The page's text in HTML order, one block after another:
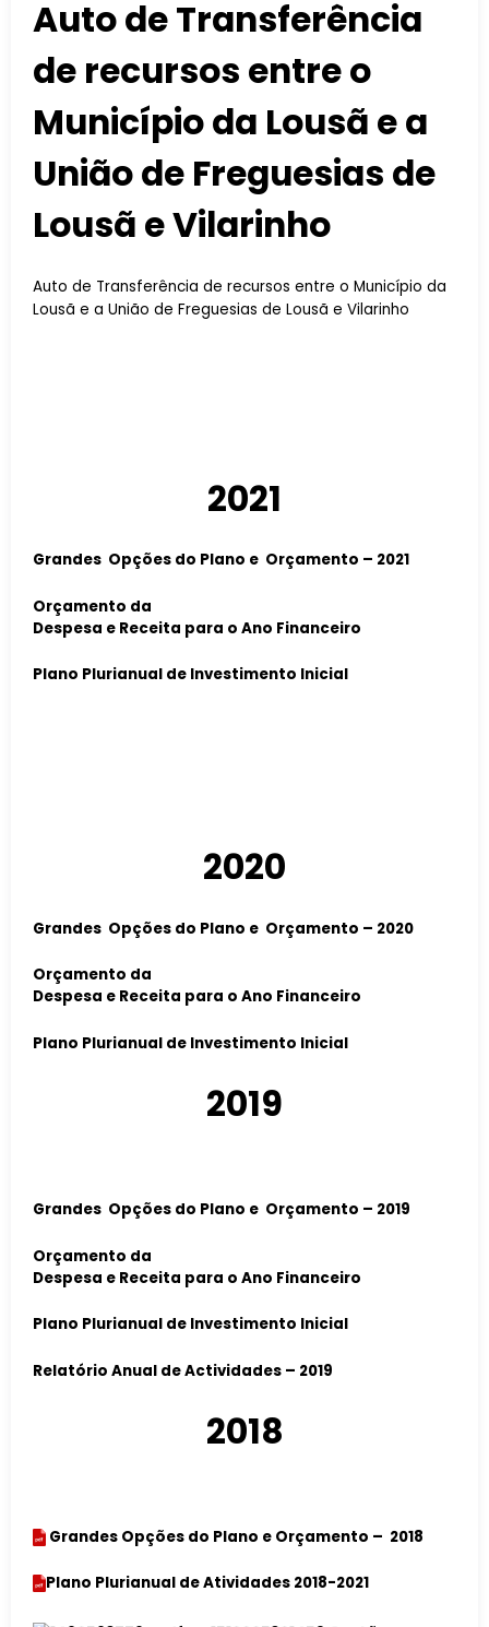
Auto de Transferência
de recursos entre o
Município da Lousã e a
União de Freguesias de
Lousã e Vilarinho
Auto de Transferência de recursos entre o Município da
Lousã e a União de Freguesias de Lousã e Vilarinho
2021
Grandes Opções do Plano e Orçamento – 2021
Orçamento da
Despesa e Receita para o Ano Financeiro
Plano Plurianual de Investimento Inicial
2020
Grandes Opções do Plano e Orçamento – 2020
Orçamento da
Despesa e Receita para o Ano Financeiro
Plano Plurianual de Investimento Inicial
2019
Grandes Opções do Plano e Orçamento – 2019
Orçamento da
Despesa e Receita para o Ano Financeiro
Plano Plurianual de Investimento Inicial
Relatório Anual de Actividades – 2019
2018
Grandes Opções do Plano e Orçamento – 2018
Plano Plurianual de Atividades 2018-2021